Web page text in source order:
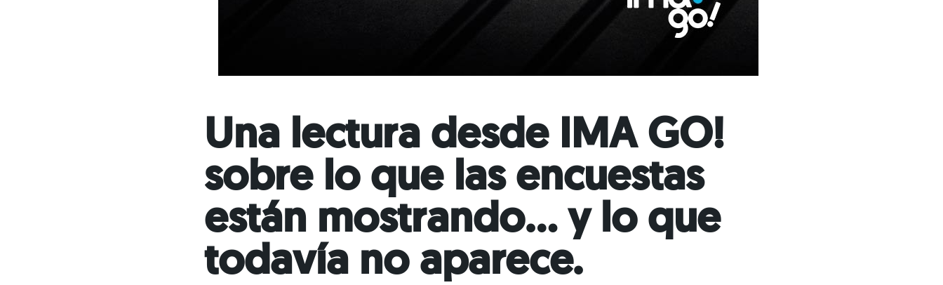
Una lectura desde IMA GO!
sobre lo que las encuestas
están mostrando… y lo que
todavía no aparece.